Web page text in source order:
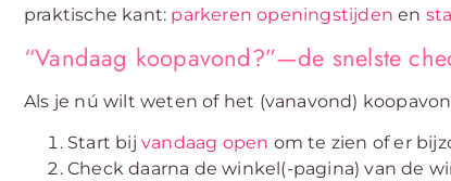
praktische kant: parkeren openingstijden en
“Vandaag koopavond?”—de snelste
Als je nú wilt weten of het (vanavond)
Start bij vandaag open om te zien of er
Check daarna de winkel(-pagina) van de